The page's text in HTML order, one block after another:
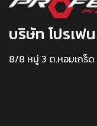
บริษัท โปรเฟ
8/8 หมู่ 3 ต.หอมเกร็ด